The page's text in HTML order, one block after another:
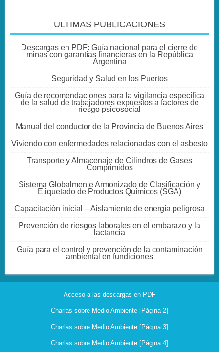
ULTIMAS PUBLICACIONES
Descargas en PDF: Guía nacional para el cierre de
minas con garantías financieras en la República
Argentina
Seguridad y Salud en los Puertos
Guía de recomendaciones para la vigilancia específica
de la salud de trabajadores expuestos a factores de
riesgo psicosocial
Manual del conductor de la Provincia de Buenos Aires
Viviendo con enfermedades relacionadas con el asbesto
Transporte y Almacenaje de Cilindros de Gases
Comprimidos
Sistema Globalmente Armonizado de Clasificación y
Etiquetado de Productos Químicos (SGA)
Capacitación inicial – Aislamiento de energía peligrosa
Prevención de riesgos laborales en el embarazo y la
lactancia
Guía para el control y prevención de la contaminación
ambiental en fundiciones
Acceso a las descargas en PDF
Charlas sobre Medio Ambiente [Página 2]
Charlas sobre Medio Ambiente [Página 3]
Charlas sobre Medio Ambiente [Página 4]